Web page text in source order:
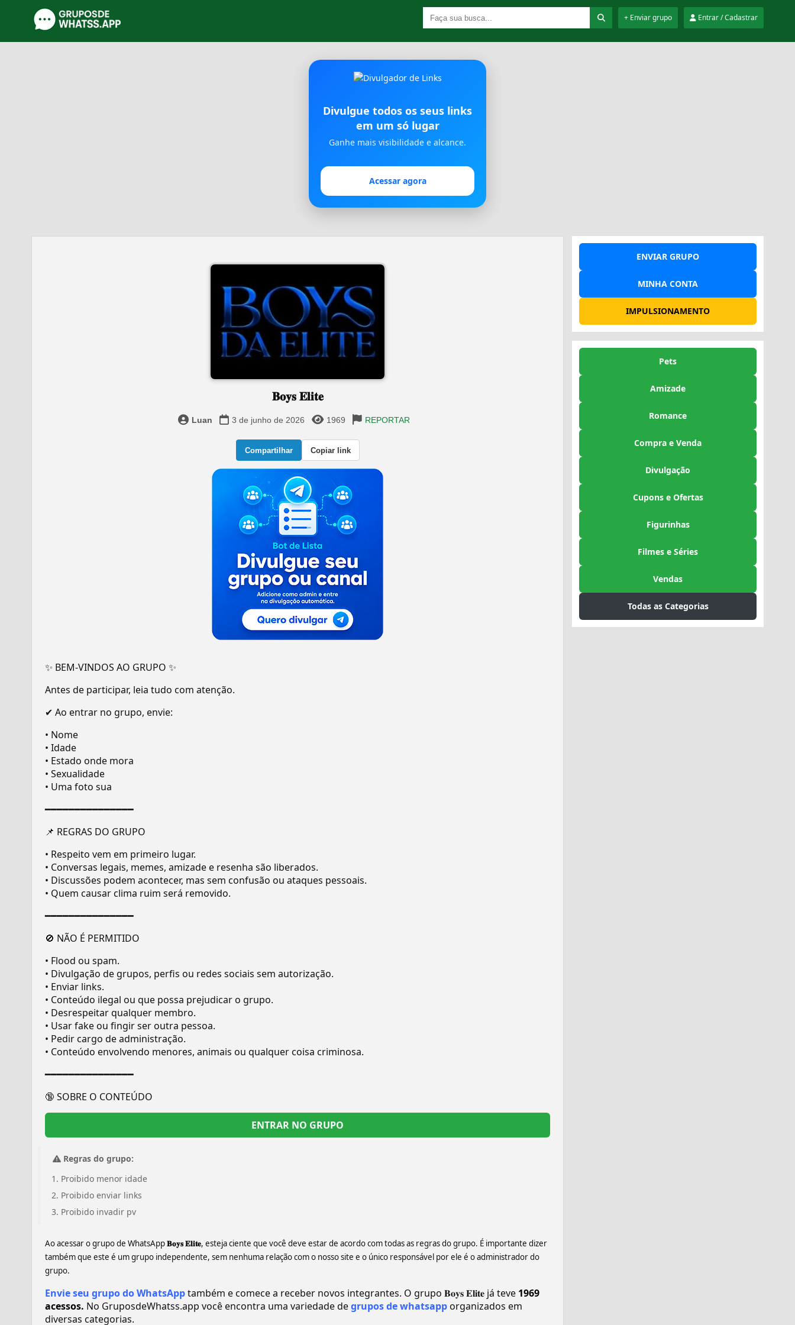
Entrar / Cadastrar
+ Enviar grupo
Divulgue todos os seus links
em um só lugar
Ganhe mais visibilidade e alcance.
Acessar agora
𝐁𝐨𝐲𝐬 𝐄𝐥𝐢𝐭𝐞
Luan 3 de junho de 2026 1969 REPORTAR
Compartilhar Copiar link
✨ BEM-VINDOS AO GRUPO ✨
Antes de participar, leia tudo com atenção.
✔ Ao entrar no grupo, envie:
• Nome
• Idade
• Estado onde mora
• Sexualidade
• Uma foto sua
━━━━━━━━━━━━━━━
📌 REGRAS DO GRUPO
• Respeito vem em primeiro lugar.
• Conversas legais, memes, amizade e resenha são liberados.
• Discussões podem acontecer, mas sem confusão ou ataques pessoais.
• Quem causar clima ruim será removido.
━━━━━━━━━━━━━━━
🚫 NÃO É PERMITIDO
• Flood ou spam.
• Divulgação de grupos, perfis ou redes sociais sem autorização.
• Enviar links.
• Conteúdo ilegal ou que possa prejudicar o grupo.
• Desrespeitar qualquer membro.
• Usar fake ou fingir ser outra pessoa.
• Pedir cargo de administração.
• Conteúdo envolvendo menores, animais ou qualquer coisa criminosa.
━━━━━━━━━━━━━━━
🔞 SOBRE O CONTEÚDO
ENTRAR NO GRUPO
Regras do grupo:
Proibido menor idade
Proibido enviar links
Proibido invadir pv
Ao acessar o grupo de WhatsApp𝐁𝐨𝐲𝐬 𝐄𝐥𝐢𝐭𝐞, esteja ciente que você deve estar de acordo com todas as regras do grupo. É importante dizer
também que este é um grupo independente, sem nenhuma relação com o nosso site e o único responsável por ele é o administrador do
grupo.
Envie seu grupo do WhatsApptambém e comece a receber novos integrantes. O grupo 𝐁𝐨𝐲𝐬 𝐄𝐥𝐢𝐭𝐞 já teve 1969
acessos. No GruposdeWhatss.app você encontra uma variedade degrupos de whatsapporganizados em
diversas categorias.
ENVIAR GRUPO
MINHA CONTA
IMPULSIONAMENTO
Pets
Amizade
Romance
Compra e Venda
Divulgação
Cupons e Ofertas
Figurinhas
Filmes e Séries
Vendas
Todas as Categorias